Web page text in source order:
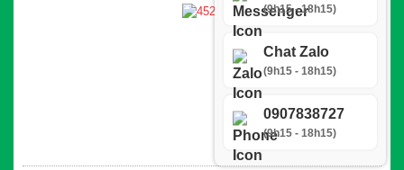
(9h15 - 18h15)
Chat Zalo
(9h15 - 18h15)
0907838727
(9h15 - 18h15)